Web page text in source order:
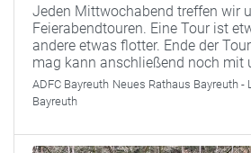
Jeden Mittwochabend treffen wir
Feierabendtouren. Eine Tour ist
andere etwas flotter. Ende der
mag kann anschließend noch mit
ADFC Bayreuth Neues Rathaus Bayreuth -
Bayreuth